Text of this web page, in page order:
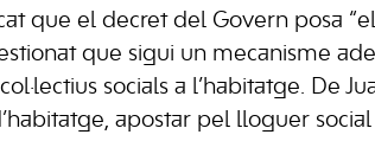
que el decret del Govern posa
que sigui un mecanisme
socials a l’habitatge. De
apostar pel lloguer